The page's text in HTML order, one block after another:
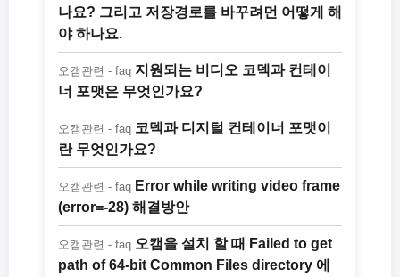
나요? 그리고 저장경로를 바꾸려먼 어떻게 해
야 하나요.
오캠관련 - faq 지원되는 비디오 코덱과 컨테이
너 포맷은 무엇인가요?
오캠관련 - faq 코덱과 디지털 컨테이너 포맷이
란 무엇인가요?
오캠관련 - faq Error while writing video frame
(error=-28) 해결방안
오캠관련 - faq 오캠을 설치 할 때 Failed to get
path of 64-bit Common Files directory 에